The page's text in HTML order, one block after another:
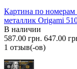
Картина по номерам
металлик Origami
В наличии
587.00 грн. 647.00
1 отзыв(-ов)